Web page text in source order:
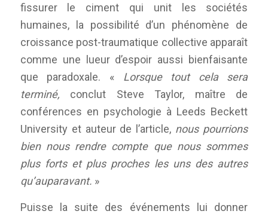
fissurer le ciment qui unit les sociétés
humaines, la possibilité d’un phénomène de
croissance post-traumatique collective apparaît
comme une lueur d’espoir aussi bienfaisante
que paradoxale. «
Lorsque tout cela sera
terminé, conclut Steve Taylor, maître de
conférences en psychologie à Leeds Beckett
University et auteur de l’article, nous pourrions
bien nous rendre compte que nous sommes
plus forts et plus proches les uns des autres
qu’auparavant. »
Puisse la suite des événements lui donner